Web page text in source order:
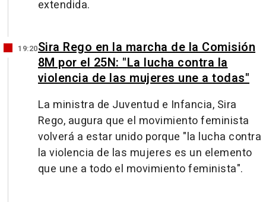
extendida.
19:20Sira Rego en la marcha de la Comisión
8M por el 25N: "La lucha contra la
violencia de las mujeres une a todas"
La ministra de Juventud e Infancia, Sira
Rego, augura que el movimiento feminista
volverá a estar unido porque "la lucha contra
la violencia de las mujeres es un elemento
que une a todo el movimiento feminista".